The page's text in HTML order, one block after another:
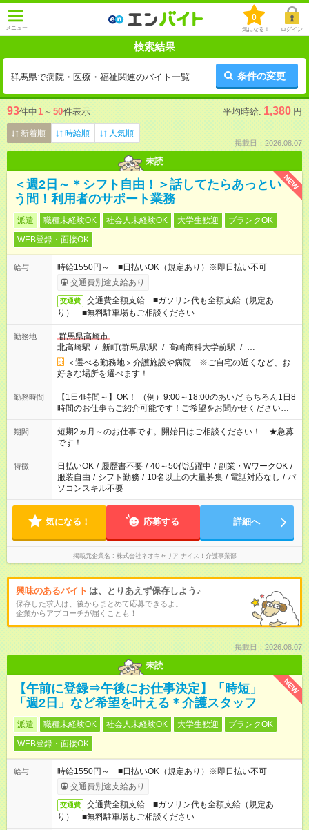
メニュー
0
気になる！ ログイン
検索結果
群馬県で病院・医療・福祉関連のバイト一覧 条件の変更
93件中1 ～ 50件表示 平均時給: 1,380 円
新着順 時給順 人気順
掲載日：2026.08.07
未読
NEW
＜週2日～＊シフト自由！＞話してたらあっとい
う間！利用者のサポート業務
派遣 職種未経験OK 社会人未経験OK 大学生歓迎
ブランクOK
WEB登録・面接OK
給与
時給1550円～ ■日払いOK（規定あり）※即日払い不可
交通費別途支給あり
交通費
交通費全額支給 ■ガソリン代も全額支給（規定あ
り） ■無料駐車場もご相談ください
勤務地
群馬県高崎市
北高崎駅 / 新町(群馬県)駅 / 高崎商科大学前駅 / …
＜選べる勤務地＞介護施設や病院 ※ご自宅の近くなど、お
好きな場所を選べます！
勤務時間
【1日4時間～】OK！ （例）9:00～18:00のあいだ もちろん1日8
時間のお仕事もご紹介可能です！ご希望をお聞かせください！
その他の時間帯もあなたのライフスタイルに合わせて お選びい
ただけます！ 【シフト固定もOK】★家庭の都合でお休みが必要
な場合も遠慮なくご相談ください。 ※週最低15時間以上の勤務
が必要です
期間
短期2ヵ月～のお仕事です。開始日はご相談ください！ ★急募
です！
特徴 日払いOK / 履歴書不要 / 40～50代活躍中 / 副業・WワークOK /
服装自由 / シフト勤務 / 10名以上の大量募集 / 電話対応なし / パ
ソコンスキル不要
気になる！ 応募する 詳細へ
掲載元企業名 株式会社ネオキャリア ナイス！介護事業部
興味のあるバイト は、とりあえず保存しよう♪
保存した求人は、後からまとめて応募できるよ。
企業からアプローチが届くことも！
掲載日：2026.08.07
未読
NEW
【午前に登録⇒午後にお仕事決定】「時短」
「週2日」など希望を叶える＊介護スタッフ
派遣 職種未経験OK 社会人未経験OK 大学生歓迎
ブランクOK
WEB登録・面接OK
給与
時給1550円～ ■日払いOK（規定あり）※即日払い不可
交通費別途支給あり
交通費
交通費全額支給 ■ガソリン代も全額支給（規定あ
り） ■無料駐車場もご相談ください